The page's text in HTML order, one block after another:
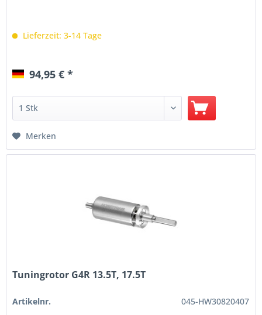
Lieferzeit: 3-14 Tage
94,95 € *
Merken
Tuningrotor G4R 13.5T, 17.5T
Artikelnr. 045-HW30820407